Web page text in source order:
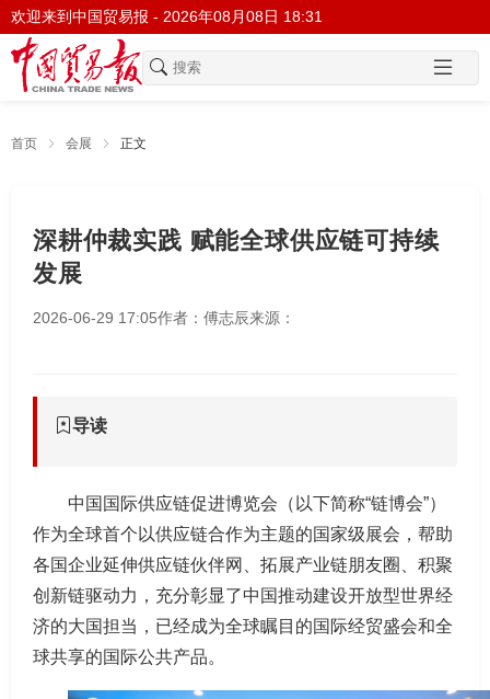
欢迎来到中国贸易报 - 2026年08月08日 18:31
首页 会展 正文
深耕仲裁实践 赋能全球供应链可持续
发展
2026-06-29 17:05作者：傅志辰来源：
导读
中国国际供应链促进博览会（以下简称“链博会”）
作为全球首个以供应链合作为主题的国家级展会，帮助
各国企业延伸供应链伙伴网、拓展产业链朋友圈、积聚
创新链驱动力，充分彰显了中国推动建设开放型世界经
济的大国担当，已经成为全球瞩目的国际经贸盛会和全
球共享的国际公共产品。